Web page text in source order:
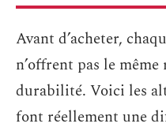
Avant d’acheter,
n’offrent pas le
durabilité. Voici les
font réellement une